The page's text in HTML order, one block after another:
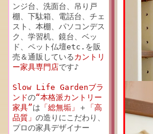
ンジ台、洗面台、吊り戸
棚、下駄箱、電話台、チェ
スト、本棚、パソコンデス
ク、学習机、鏡台、ベッ
ド、ペット仏壇etc.を販
売＆通販しているカントリ
ー家具専門店です♪
Slow Life Gardenブラ
ンドの“本格派カントリー
家具”は 「総無垢」 ＋
「高
品質」 の造りにこだわり、
プロの家具デザイナー